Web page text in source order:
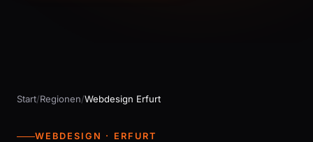
Start/Regionen/Webdesign Erfurt
WEBDESIGN · ERFURT